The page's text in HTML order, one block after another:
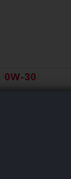
0W-30
les plus récentes
voitures plus